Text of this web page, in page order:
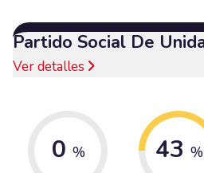
Partido Social De
Ver detalles
0 % 43 %